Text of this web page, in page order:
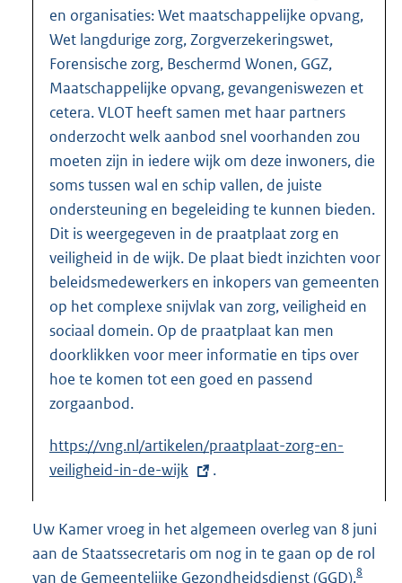
en organisaties: Wet maatschappelijke opvang,
Wet langdurige zorg, Zorgverzekeringswet,
Forensische zorg, Beschermd Wonen, GGZ,
Maatschappelijke opvang, gevangeniswezen et
cetera. VLOT heeft samen met haar partners
onderzocht welk aanbod snel voorhanden zou
moeten zijn in iedere wijk om deze inwoners, die
soms tussen wal en schip vallen, de juiste
ondersteuning en begeleiding te kunnen bieden.
Dit is weergegeven in de praatplaat zorg en
veiligheid in de wijk. De plaat biedt inzichten voor
beleidsmedewerkers en inkopers van gemeenten
op het complexe snijvlak van zorg, veiligheid en
sociaal domein. Op de praatplaat kan men
doorklikken voor meer informatie en tips over
hoe te komen tot een goed en passend
zorgaanbod.
E
x
https://vng.nl/artikelen/praatplaat-zorg-en-
veiligheid-in-de-wijk
.
Uw Kamer vroeg in het algemeen overleg van 8 juni
aan de Staatssecretaris om nog in te gaan op de rol
van de Gemeentelijke Gezondheidsdienst (GGD).8